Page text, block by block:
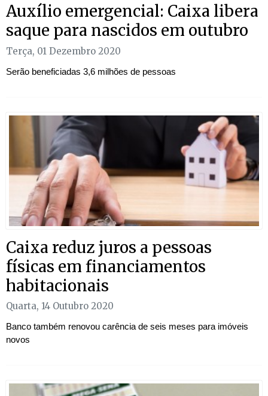
Auxílio emergencial: Caixa libera
saque para nascidos em outubro
Terça, 01 Dezembro 2020
Serão beneficiadas 3,6 milhões de pessoas
Caixa reduz juros a pessoas
físicas em financiamentos
habitacionais
Quarta, 14 Outubro 2020
Banco também renovou carência de seis meses para imóveis
novos